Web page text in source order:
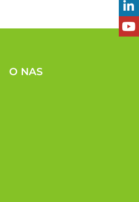
O NAS